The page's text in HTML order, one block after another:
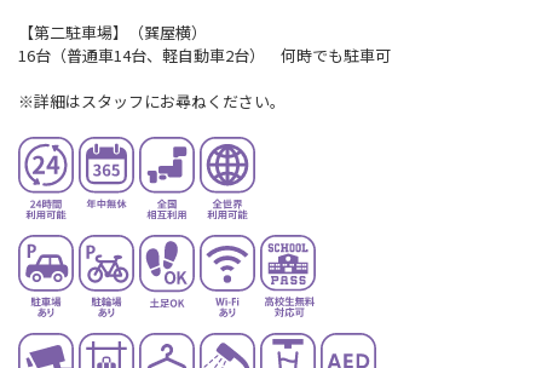
【第二駐車場】（巽屋横）
16台（普通車14台、軽自動車2台） 何時でも駐車可
※詳細はスタッフにお尋ねください。